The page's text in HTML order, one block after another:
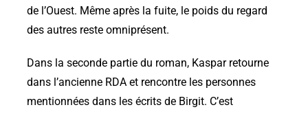
de l’Ouest. Même après la fuite, le poids du regard
des autres reste omniprésent.
Dans la seconde partie du roman, Kaspar retourne
dans l’ancienne RDA et rencontre les personnes
mentionnées dans les écrits de Birgit. C’est